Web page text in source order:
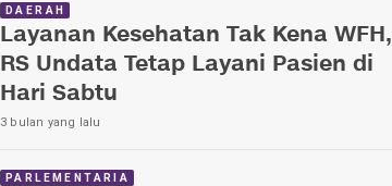
DAERAH
Layanan Kesehatan Tak Kena WFH,
RS Undata Tetap Layani Pasien di
Hari Sabtu
3 bulan yang lalu
PARLEMENTARIA